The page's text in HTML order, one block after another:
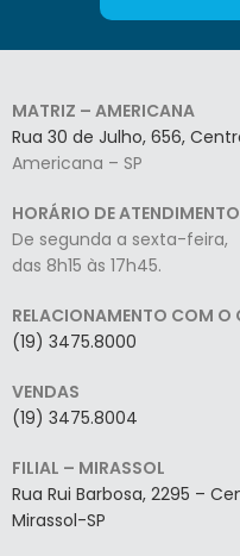
MATRIZ – AMERICANA
Rua 30 de Julho, 656,
Americana – SP
HORÁRIO DE ATENDIMENTO
De segunda a sexta-feira,
das 8h15 às 17h45.
RELACIONAMENTO COM O
(19) 3475.8000
VENDAS
(19) 3475.8004
FILIAL – MIRASSOL
Rua Rui Barbosa, 2295 –
Mirassol-SP